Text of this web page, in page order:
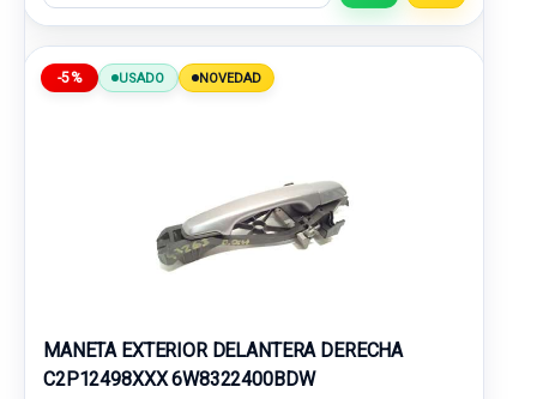
-5% USADO NOVEDAD
MANETA EXTERIOR DELANTERA DERECHA
C2P12498XXX 6W8322400BDW